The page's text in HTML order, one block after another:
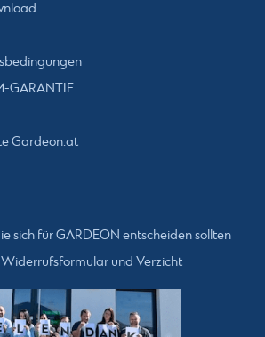
GARANTIE
Gardeon.at
sich für GARDEON entscheiden sollten
und Verzicht